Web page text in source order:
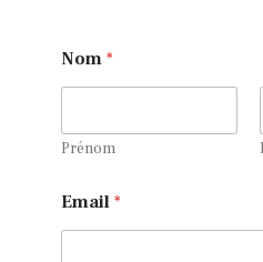
N
o
N
o
Nom *
Prénom
Email *